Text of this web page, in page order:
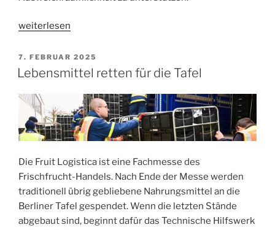
„Mission:
weiterlesen
VERÖFFENTLICHT
AM
7. FEBRUAR 2025
Lebensmittel retten für die Tafel
Die Fruit Logistica ist eine Fachmesse des
Frischfrucht-Handels. Nach Ende der Messe werden
traditionell übrig gebliebene Nahrungsmittel an die
Berliner Tafel gespendet. Wenn die letzten Stände
abgebaut sind, beginnt dafür das Technische Hilfswerk